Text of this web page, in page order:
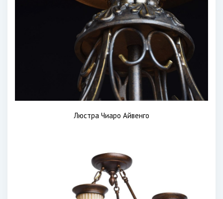
Люстра Чиаро Айвенго